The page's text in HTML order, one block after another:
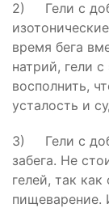
2) Гели с
время бега
натрий, гели
восполнить,
усталость и
3) Гели с
забега. Не
гелей, так
пищеварение.